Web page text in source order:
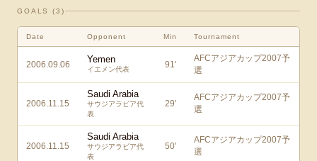
GOALS (3 )
Date Opponent Min Tournament
2006.09.06 Yemen
イエメン代表 91'
AFCアジアカップ2007予
選
2006.11.15
Saudi Arabia
サウジアラビア代
表
29'
AFCアジアカップ2007予
選
2006.11.15
Saudi Arabia
サウジアラビア代
表
50'
AFCアジアカップ2007予
選